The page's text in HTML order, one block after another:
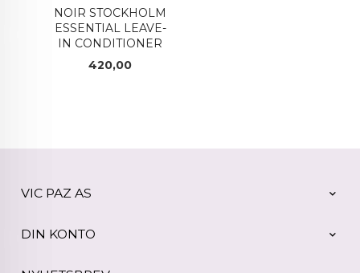
NOIR STOCKHOLM
ESSENTIAL LEAVE-
IN CONDITIONER
Pris
420,00
VIC PAZ AS
DIN KONTO